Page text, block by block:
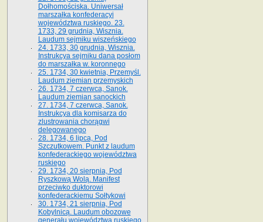
Dołhomościska. Uniwersał
marszałka konfederacyi
województwa ruskiego. 23.
1733, 29 grudnia, Wisznia.
Laudum sejmiku wiszeńskiego
24. 1733, 30 grudnia, Wisznia.
Instrukcya sejmiku dana posłom
do marszałka w. koronnego
25. 1734, 30 kwietnia, Przemyśl.
Laudum ziemian przemyskich
26. 1734, 7 czerwca, Sanok.
Laudum ziemian sanockich
27. 1734, 7 czerwca, Sanok.
Instrukcya dla komisarza do
zlustrowania chorągwi
delegowanego
28. 1734, 6 lipca, Pod
Szczutkowem. Punkt z laudum
konfederackiego województwa
ruskiego
29. 1734, 20 sierpnia, Pod
Ryszkową Wolą. Manifest
przeciwko duktorowi
konfederackiemu Sołtykowi
30. 1734, 21 sierpnia, Pod
Kobylnicą. Laudum obozowe
generału województwa ruskiego